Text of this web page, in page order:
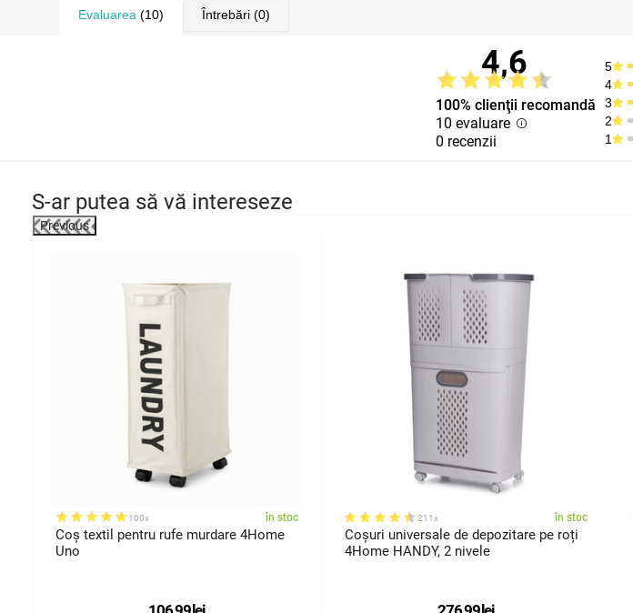
Evaluarea (10) Întrebări (0)
4,6
100% clienţii recomandă
10 evaluare
0 recenzii
5
4
3
2
1
S-ar putea să vă intereseze
Previous
100x în stoc
Coș textil pentru rufe murdare 4Home
Uno
211x în stoc
Coșuri universale de depozitare pe roți
4Home HANDY, 2 nivele